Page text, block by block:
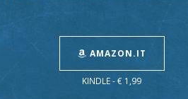
AMAZON.IT
KINDLE - € 1,99